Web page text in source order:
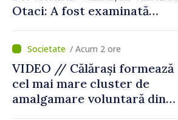
Otaci: A fost examinată
control vamal cu un scanner
performant/ Acum 2 ore
VIDEO // Călărași formează
cel mai mare cluster de
amalgamare voluntară din